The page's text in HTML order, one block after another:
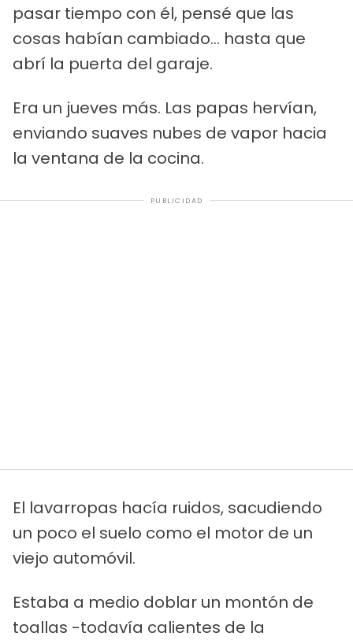
pasar tiempo con él, pensé que las
cosas habían cambiado... hasta que
abrí la puerta del garaje.
Era un jueves más. Las papas hervían,
enviando suaves nubes de vapor hacia
la ventana de la cocina.
PUBLICIDAD
El lavarropas hacía ruidos, sacudiendo
un poco el suelo como el motor de un
viejo automóvil.
Estaba a medio doblar un montón de
toallas -todavía calientes de la